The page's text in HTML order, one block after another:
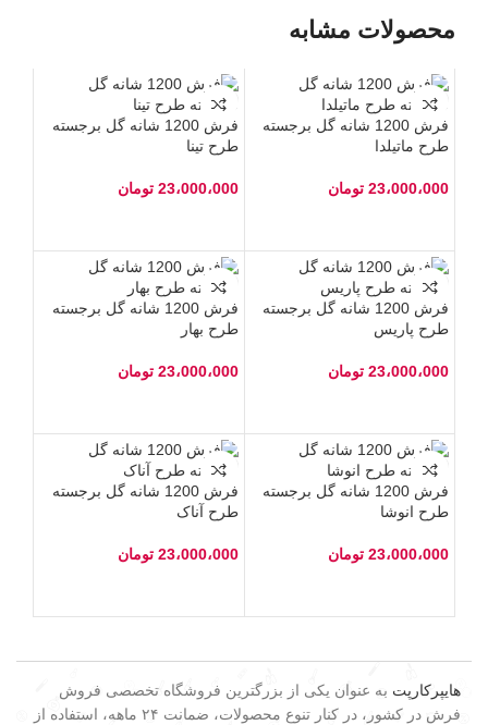
محصولات مشابه
فرش 1200 شانه گل برجسته
طرح ماتیلدا
23،000،000 تومان
فرش 1200 شانه گل برجسته
طرح تینا
23،000،000 تومان
فرش 1200 شانه گل برجسته
طرح پاریس
23،000،000 تومان
فرش 1200 شانه گل برجسته
طرح بهار
23،000،000 تومان
فرش 1200 شانه گل برجسته
طرح انوشا
23،000،000 تومان
فرش 1200 شانه گل برجسته
طرح آناک
23،000،000 تومان
هایپرکارپت به عنوان یکی از بزرگترین فروشگاه تخصصی فروش
فرش در کشور، در کنار تنوع محصولات، ضمانت ۲۴ ماهه، استفاده از